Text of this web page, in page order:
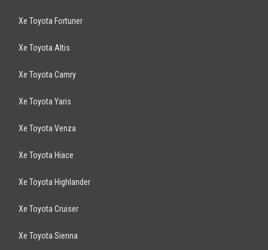
Xe Toyota Fortuner
Xe Toyota Altis
Xe Toyota Camry
Xe Toyota Yaris
Xe Toyota Venza
Xe Toyota Hiace
Xe Toyota Highlander
Xe Toyota Cruiser
Xe Toyota Sienna